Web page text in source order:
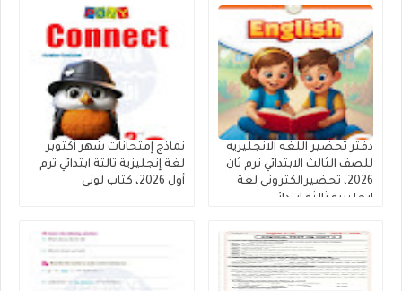
دفتر تحضير اللغه الانجليزيه
للصف الثالث الابتدائي ترم ثان
2026، تحضيرالكترونى لغة
انجليزية ثالثة ابتدائى
نماذج إمتحانات شهر أكتوبر
لغة إنجليزية تالتة ابتدائي ترم
أول 2026، كتاب لونى